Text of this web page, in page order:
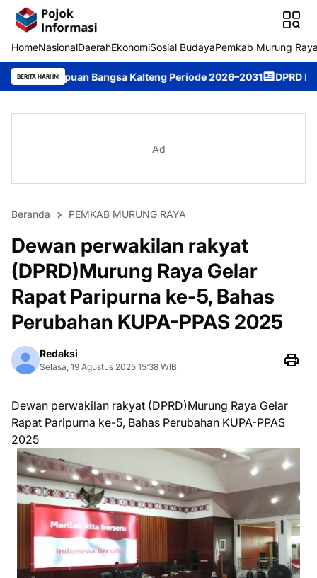
HomeNasionalDaerahEkonomiSosial BudayaPemkab Murung
BERITA HARI INIKalteng Periode 2026–2031 DPRD Murung Raya Studi
Ad
Beranda PEMKAB MURUNG RAYA
Dewan perwakilan rakyat
(DPRD)Murung Raya Gelar
Rapat Paripurna ke-5, Bahas
Perubahan KUPA-PPAS 2025
Redaksi
Selasa, 19 Agustus 2025 15:38 WIB
Dewan perwakilan rakyat (DPRD)Murung Raya Gelar
Rapat Paripurna ke-5, Bahas Perubahan KUPA-PPAS
2025